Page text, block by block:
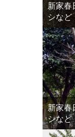
新家春
シなど
新家春
シなど